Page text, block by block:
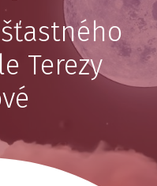
Terezy